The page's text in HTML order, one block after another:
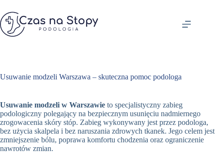
do
treści
Usuwanie modzeli Warszawa – skuteczna pomoc podologa
Usuwanie modzeli w Warszawie to specjalistyczny zabieg
podologiczny polegający na bezpiecznym usunięciu nadmiernego
zrogowacenia skóry stóp. Zabieg wykonywany jest przez podologa,
bez użycia skalpela i bez naruszania zdrowych tkanek. Jego celem jest
zmniejszenie bólu, poprawa komfortu chodzenia oraz ograniczenie
nawrotów zmian.